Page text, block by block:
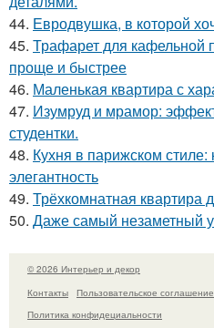
44. Евродвушка, в которой
45. Трафарет для кафельной
проще и быстрее
46. Маленькая квартира с
47. Изумруд и мрамор:
студентки.
48. Кухня в парижском стиле:
элегантность
49. Трёхкомнатная квартира
50. Даже самый незаметный
© 2026 Интерьер и декор
Контакты
Пользовательское соглашение
Политика конфидециальности